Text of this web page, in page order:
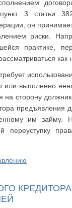
пункт 3 статьи
он
риски.
практике,
или выполнено
на сторону
предъявления
им займу.
переуступку